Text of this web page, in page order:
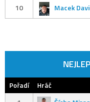
10
Macek
Pořadí Hráč